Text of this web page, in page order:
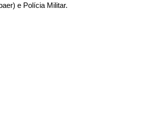
e Polícia Militar.